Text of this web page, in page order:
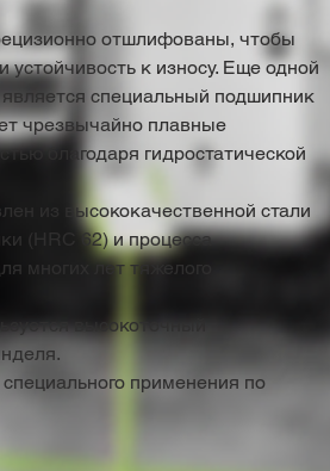
отшлифованы, чтобы
устойчивость к износу. Еще одной
специальный подшипник
чрезвычайно плавные
благодаря гидростатической
из высококачественной стали
(HRC 62) и процесса
многих лет тяжелого
высокоточный
применения по